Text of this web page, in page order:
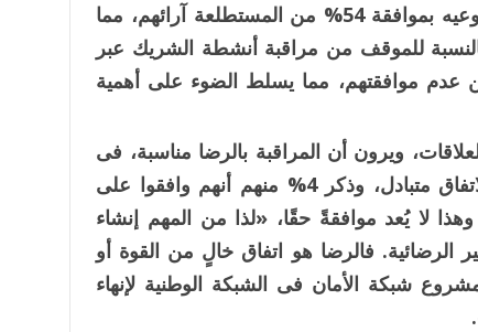
ومع ذلك، لا تحظى فكرة مراقبة الشريك دون وعيه بموافقة 54% من المستطلعة آرائهم، مما
للموقف من مراقبة أنشطة الشريك عبر
المشاركين عن عدم موافقتهم، مما يسلط الضوء على أهمية
فى العلاقات، ويرون أن المراقبة بالرضا مناسبة، فى
حين يرى 12% أنها مقبولة فقط عند التوصل لاتفاق متبادل، وذكر 4% منهم أنهم وافقوا على
لا يُعد موافقةً حقًا، «لذا من المهم إنشاء
الرضائية. فالرضا هو اتفاق خالٍ من القوة أو
شبكة الأمان فى الشبكة الوطنية لإنهاء